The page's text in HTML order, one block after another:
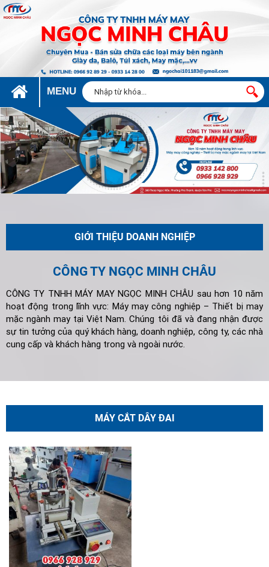
MENU
GIỚI THIỆU DOANH NGHIỆP
CÔNG TY NGỌC MINH CHÂU
CÔNG TY TNHH MÁY MAY NGỌC MINH CHÂU sau hơn 10 năm
hoạt động trong lĩnh vực: Máy may công nghiệp – Thiết bị may
mặc ngành may tại Việt Nam. Chúng tôi đã và đang nhận được
sự tin tưởng của quý khách hàng, doanh nghiệp, công ty, các nhà
cung cấp và khách hàng trong và ngoài nước.
MÁY CẮT DÂY ĐAI